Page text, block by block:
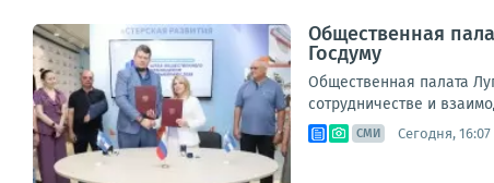
Общественная
Госдуму
Общественная палата
сотрудничестве и
СМИ Сегодня, 16:07